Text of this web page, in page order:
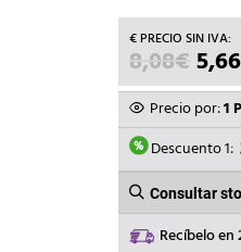
8,08€ EL
ERA:
5,66
Precio por:1
Descuento 1:
Consultar
Recíbelo